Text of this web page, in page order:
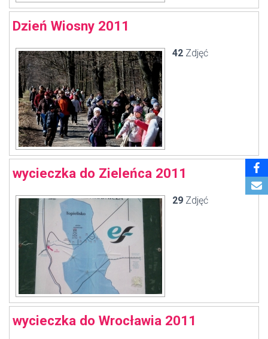
Dzień Wiosny 2011
42 Zdjęć
wycieczka do Zieleńca 2011
29 Zdjęć
wycieczka do Wrocławia 2011